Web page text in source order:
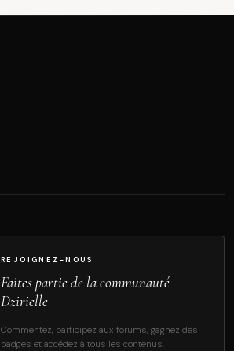
REJOIGNEZ-NOUS
Faites partie de la communauté
Dzirielle
Commentez, participez aux forums, gagnez des
badges et accédez à tous les contenus.